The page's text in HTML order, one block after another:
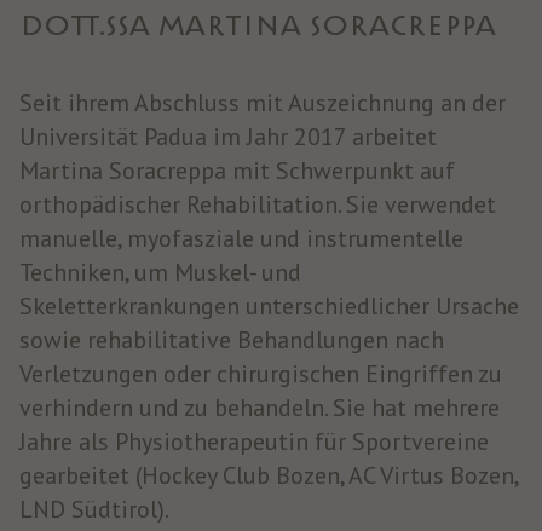
DOTT.SSA MARTINA SORACREPPA
Seit ihrem Abschluss mit Auszeichnung an der
Universität Padua im Jahr 2017 arbeitet
Martina Soracreppa mit Schwerpunkt auf
orthopädischer Rehabilitation. Sie verwendet
manuelle, myofasziale und instrumentelle
Techniken, um Muskel- und
Skeletterkrankungen unterschiedlicher Ursache
sowie rehabilitative Behandlungen nach
Verletzungen oder chirurgischen Eingriffen zu
verhindern und zu behandeln. Sie hat mehrere
Jahre als Physiotherapeutin für Sportvereine
gearbeitet (Hockey Club Bozen, AC Virtus Bozen,
LND Südtirol).